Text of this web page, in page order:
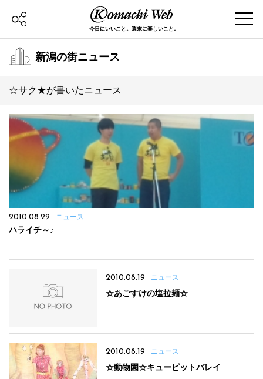
今日にいいこと。週末に楽しいこと。
新潟の街ニュース
☆サク★が書いたニュース
2010.08.29 ニュース
ハライチ～♪
2010.08.19 ニュース
☆あごすけの塩拉麺☆
2010.08.19 ニュース
☆動物園☆キューピットバレイ